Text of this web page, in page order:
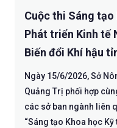
Cuộc thi Sáng
Phát triển Kinh tế
Biến đổi Khí hậu
Ngày 15/6/2026, Sở
Quảng Trị phối hợp
các sở ban ngành liên
“Sáng tạo Khoa học Kỹ